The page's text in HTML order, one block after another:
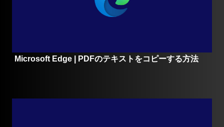
Microsoft Edge | PDFのテキストをコピーする方法